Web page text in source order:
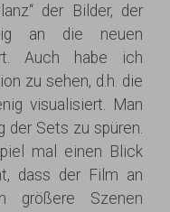
der Bilder, der
an die neuen
Auch habe ich
zu sehen, d.h. die
visualisiert. Man
der Sets zu spüren.
mal einen Blick
dass der Film an
größere Szenen